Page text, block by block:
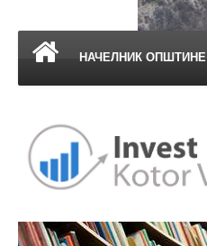
НАЧЕЛНИК ОПШТИНЕ